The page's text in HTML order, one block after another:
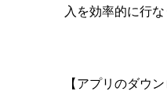
入を効率的に行
【アプリのダウ